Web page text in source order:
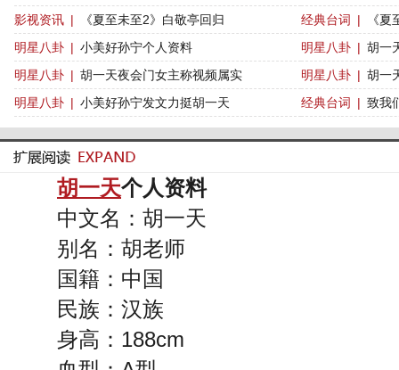
影视资讯 | 《夏至未至2》白敬亭回归 经典台词 |
《
明星八卦 | 小美好孙宁个人资料 明星八卦 | 胡一
明星八卦 | 胡一天夜会门女主称视频属实 明星八卦 | 胡一
明星八卦 | 小美好孙宁发文力挺胡一天 经典台词 | 致我
胡一天个人资料
中文名：胡一天
别名：胡老师
国籍：中国
民族：汉族
身高：188cm